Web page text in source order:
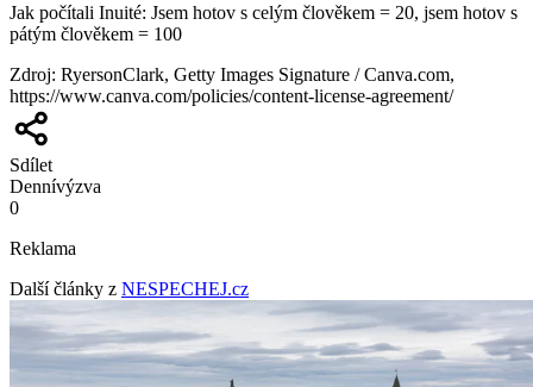
Jak počítali Inuité: Jsem hotov s celým člověkem = 20, jsem hotov s
pátým člověkem = 100
Zdroj: RyersonClark, Getty Images Signature / Canva.com,
https://www.canva.com/policies/content-license-agreement/
Sdílet
Dennívýzva
0
Reklama
Další články z NESPECHEJ.cz